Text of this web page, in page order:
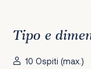
Tipo e
10 Ospiti (max.)